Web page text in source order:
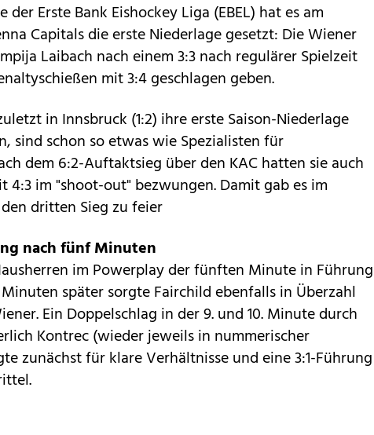
der Erste Bank Eishockey Liga (EBEL) hat es am
Capitals die erste Niederlage gesetzt: Die Wiener
Laibach nach einem 3:3 nach regulärer Spielzeit
mit 3:4 geschlagen geben.
in Innsbruck (1:2) ihre erste Saison-Niederlage
sind schon so etwas wie Spezialisten für
dem 6:2-Auftaktsieg über den KAC hatten sie auch
4:3 im "shoot-out" bezwungen. Damit gab es im
dritten Sieg zu feier
nach fünf Minuten
im Powerplay der fünften Minute in Führung
später sorgte Fairchild ebenfalls in Überzahl
Ein Doppelschlag in der 9. und 10. Minute durch
Kontrec (wieder jeweils in nummerischer
zunächst für klare Verhältnisse und eine 3:1-Führung